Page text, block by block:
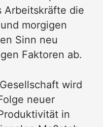
Arbeitskräfte die
morgigen
Sinn neu
Faktoren ab.
wird
neuer
in